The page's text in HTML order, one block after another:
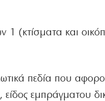
1 (κτίσματα και
πεδία που
είδος εμπράγματου